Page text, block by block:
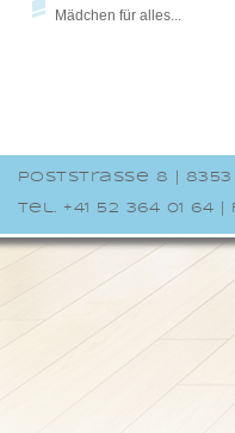
Mädchen für alles...
Poststrasse 8 |
Tel. +41 52 364 01 64 |